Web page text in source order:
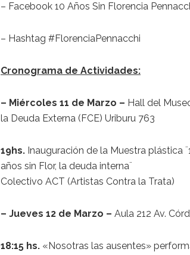
– Facebook 10 Años Sin Florencia
– Hashtag #FlorenciaPennacchi
Cronograma de Actividades:
– Miércoles 11 de Marzo – Hall del
la Deuda Externa (FCE) Uriburu 763
19hs. Inauguración de la Muestra plástica
años sin Flor, la deuda interna¨
Colectivo ACT (Artistas Contra la Trata)
– Jueves 12 de Marzo – Aula 212 Av.
18:15 hs. «Nosotras las ausentes»